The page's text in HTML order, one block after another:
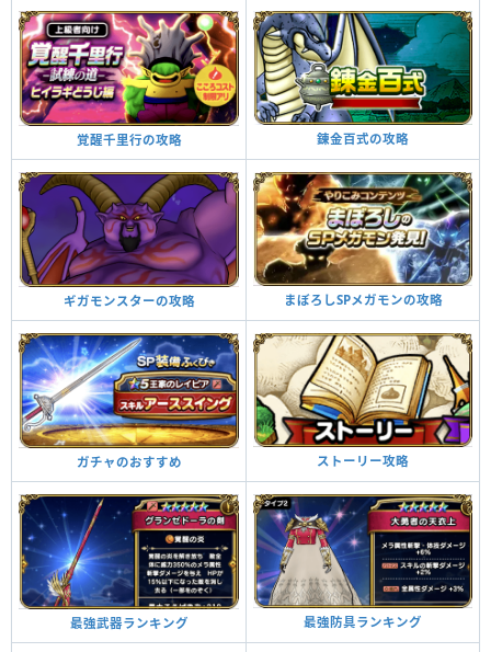
覚醒千里行の攻略 錬金百式の攻略
ギガモンスターの攻略 まぼろしSPメガモンの攻略
ガチャのおすすめ ストーリー攻略
最強武器ランキング 最強防具ランキング